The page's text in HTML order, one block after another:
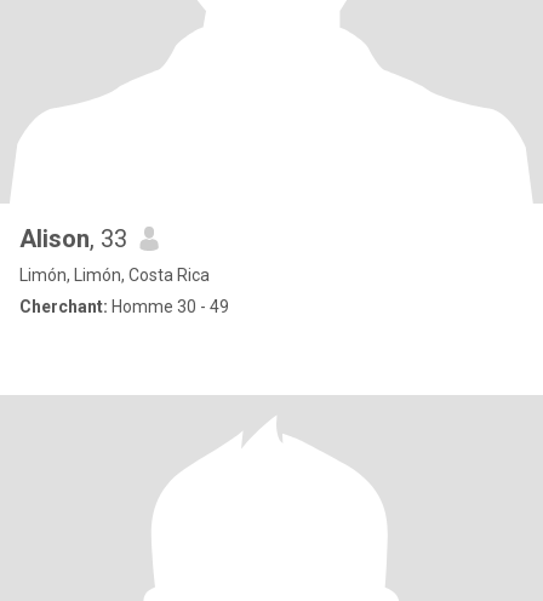
Alison, 33
Limón, Limón, Costa Rica
Cherchant: Homme 30 - 49